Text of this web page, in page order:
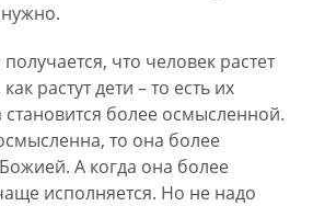
что человек растет
растут дети – то есть их
более осмысленной.
то она более
А когда она более
исполняется. Но не надо